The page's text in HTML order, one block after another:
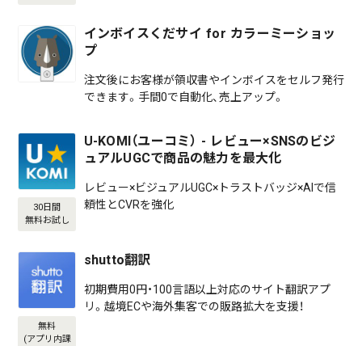
インボイスくだサイ for カラーミーショッ
プ
注文後にお客様が領収書やインボイスをセルフ発行
できます。手間0で自動化、売上アップ。
30日間
無料お試し
U-KOMI（ユーコミ） - レビュー×SNSのビジ
ュアルUGCで商品の魅力を最大化
レビュー×ビジュアルUGC×トラストバッジ×AIで信
頼性とCVRを強化
無料
(アプリ内課
shutto翻訳
初期費用0円・100言語以上対応のサイト翻訳アプ
リ。越境ECや海外集客での販路拡大を支援！